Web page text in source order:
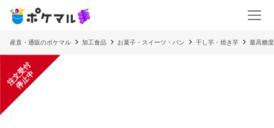
産直・通販のポケマル 加工食品 お菓子・スイーツ・パン 干し芋・焼き芋 最高糖
注
文
受
付
停
止
中